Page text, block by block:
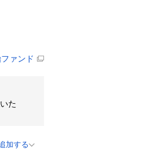
ァンド
た
加する